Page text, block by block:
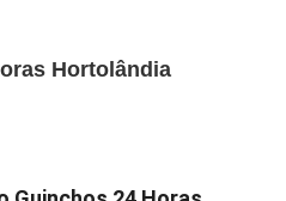
Hortolândia